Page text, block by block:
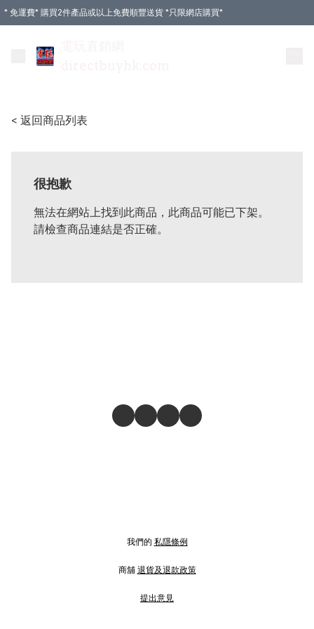
* 免運費* 購買2件產品或以上免費順豐送貨 *只限網店購買*
< 返回商品列表
很抱歉
無法在網站上找到此商品，此商品可能已下架。
請檢查商品連結是否正確。
我們的 私隱條例
商舖 退貨及退款政策
提出意見